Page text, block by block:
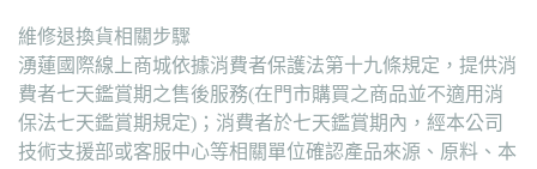
維修退換貨相關步驟
湧蓮國際線上商城依據消費者保護法第十九條規定，提供消
費者七天鑑賞期之售後服務(在門市購買之商品並不適用消
保法七天鑑賞期規定)；消費者於七天鑑賞期內，經本公司
技術支援部或客服中心等相關單位確認產品來源、原料、本